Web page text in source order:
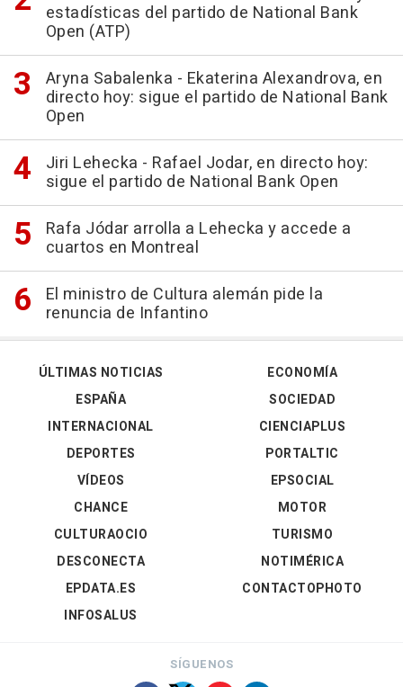
estadísticas del partido de National Bank
Open (ATP)
Aryna Sabalenka - Ekaterina Alexandrova, en
directo hoy: sigue el partido de National Bank
Open
Jiri Lehecka - Rafael Jodar, en directo hoy:
sigue el partido de National Bank Open
Rafa Jódar arrolla a Lehecka y accede a
cuartos en Montreal
El ministro de Cultura alemán pide la
renuncia de Infantino
ÚLTIMAS NOTICIAS
ESPAÑA
INTERNACIONAL
DEPORTES
VÍDEOS
ECONOMÍA
SOCIEDAD
CIENCIAPLUS
PORTALTIC
EPSOCIAL
CHANCE
CULTURAOCIO
DESCONECTA
EPDATA.ES
INFOSALUS
MOTOR
TURISMO
NOTIMÉRICA
CONTACTOPHOTO
SÍGUENOS